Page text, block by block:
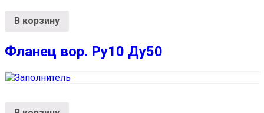
В корзину
Фланец вор. Ру10 Ду50